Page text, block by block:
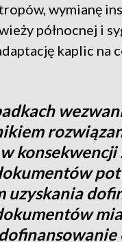
wymianę
północnej i
kaplic
uzyskania